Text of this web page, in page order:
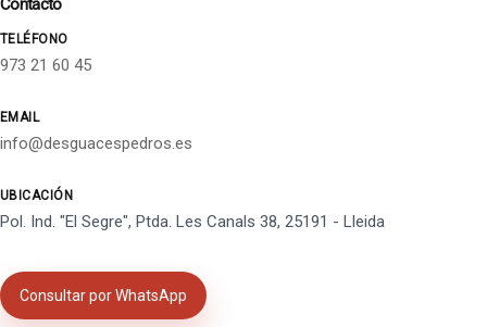
Contacto
TELÉFONO
973 21 60 45
EMAIL
info@desguacespedros.es
UBICACIÓN
Pol. Ind. "El Segre", Ptda. Les Canals 38, 25191 - Lleida
Consultar por WhatsApp